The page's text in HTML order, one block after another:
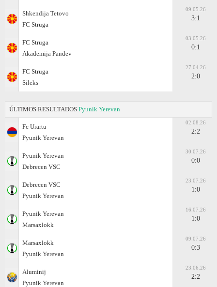
Shkendija Tetovo
FC Struga
09.05.26
3:1
FC Struga
Akademija Pandev
03.05.26
0:1
FC Struga
Sileks
27.04.26
2:0
ÚLTIMOS RESULTADOS Pyunik Yerevan
Fc Urartu
Pyunik Yerevan
02.08.26
2:2
Pyunik Yerevan
Debrecen VSC
30.07.26
0:0
Debrecen VSC
Pyunik Yerevan
23.07.26
1:0
Pyunik Yerevan
Marsaxlokk
16.07.26
1:0
Marsaxlokk
Pyunik Yerevan
09.07.26
0:3
Aluminij
Pyunik Yerevan
23.06.26
2:2